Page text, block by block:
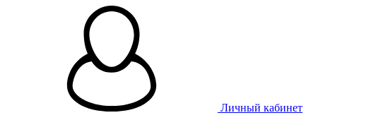
Личный кабинет